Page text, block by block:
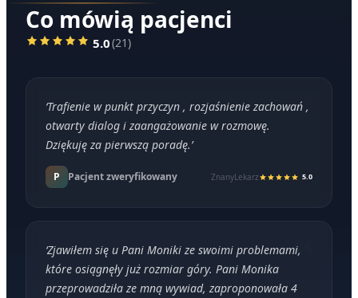
Co mówią pacjenci
5.0(21)
‘Trafienie w punkt przyczyn , rozjaśnienie zachowań ,
otwarty dialog i zaangażowanie w rozmowę.
Dziękuję za pierwszą poradę.’
P Pacjent zweryfikowany ZnanyLekarz 5.0
‘Zjawiłem się u Pani Moniki ze swoimi problemami,
które osiągnęły już rozmiar góry. Pani Monika
przeprowadziła ze mną wywiad, zaproponowała 4